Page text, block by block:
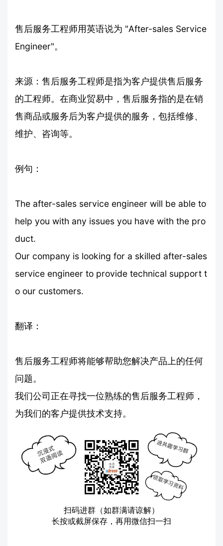
售后服务工程师用英语说为 "After-sales Service
Engineer"。
来源：售后服务工程师是指为客户提供售后服务
的工程师。在商业贸易中，售后服务指的是在销
售商品或服务后为客户提供的服务，包括维修、
维护、咨询等。
例句：
The after-sales service engineer will be able to
help you with any issues you have with the pro
duct.
Our company is looking for a skilled after-sales
service engineer to provide technical support t
o our customers.
翻译：
售后服务工程师将能够帮助您解决产品上的任何
问题。
我们公司正在寻找一位熟练的售后服务工程师，
为我们的客户提供技术支持。
扫码进群（如群满请谅解）
长按或截屏保存，再用微信扫一扫